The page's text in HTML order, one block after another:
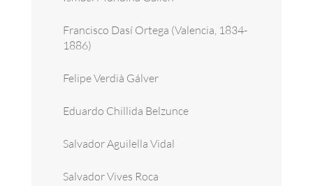
Francisco Dasí Ortega (Valencia, 1834-
1886)
Felipe Verdià Gálver
Eduardo Chillida Belzunce
Salvador Aguilella Vidal
Salvador Vives Roca